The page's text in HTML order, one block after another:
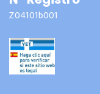
Z04101b001